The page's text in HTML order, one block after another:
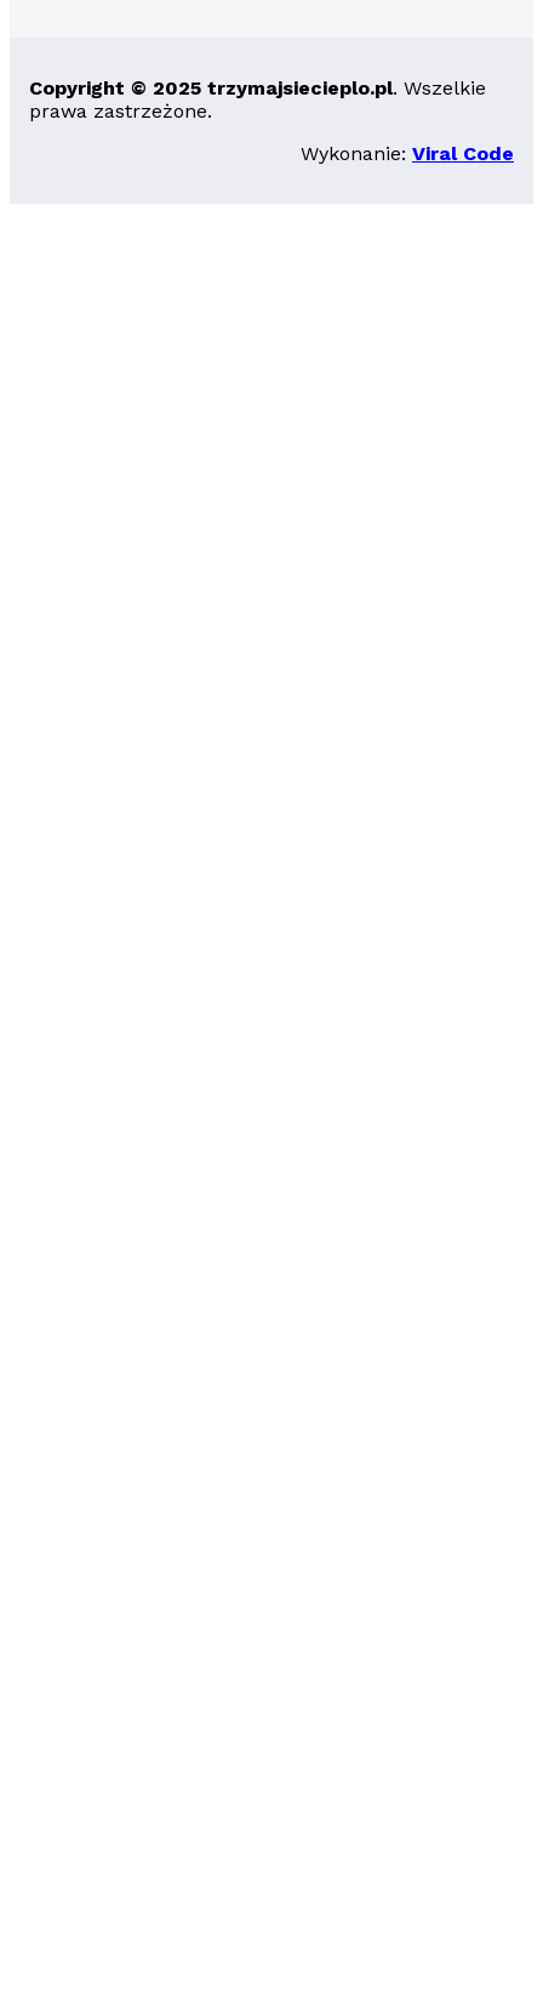
Copyright © 2025 trzymajsiecieplo.pl. Wszelkie
prawa zastrzeżone.
Wykonanie: Viral Code